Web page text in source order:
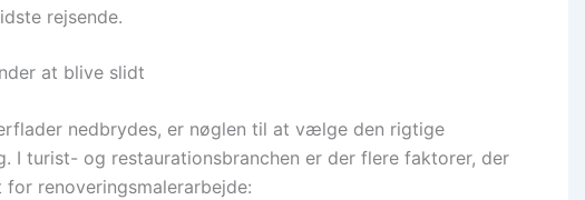
rejsende.
at blive slidt
nedbrydes, er nøglen til at vælge den rigtige
I turist- og restaurationsbranchen er der flere faktorer, der
renoveringsmalerarbejde: